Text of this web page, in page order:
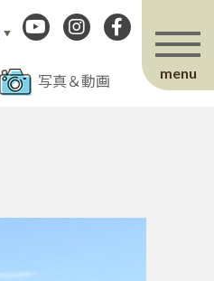
▼
menu
写真＆動画